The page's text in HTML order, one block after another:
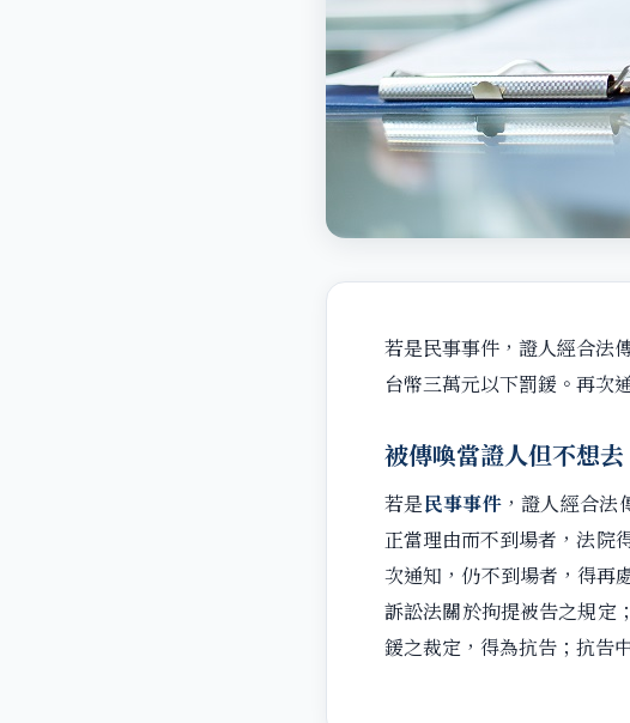
若是民事事件，證人經合法
台幣三萬元以下罰鍰。再次
被傳喚當證人但不想
若是民事事件，證人經合法
正當理由而不到場者，法院
次通知，仍不到場者，得再
訴訟法關於拘提被告之規定
鍰之裁定，得為抗告；抗告